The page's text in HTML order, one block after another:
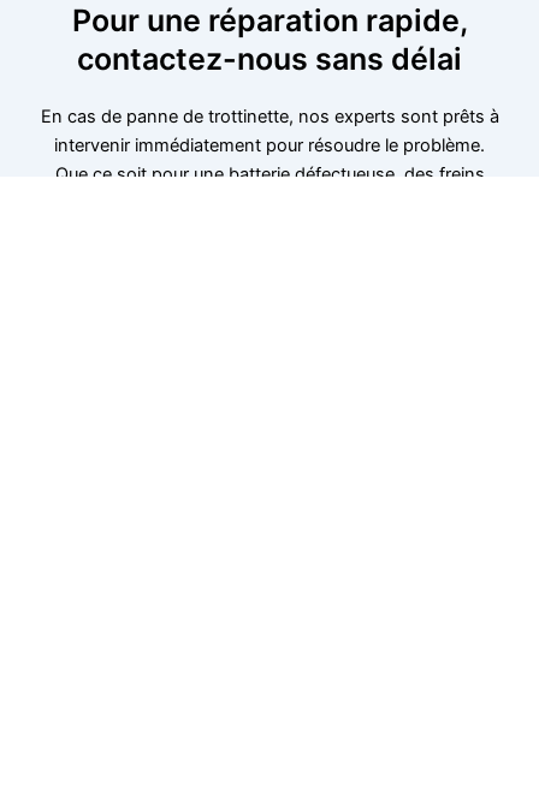
Pour une réparation rapide,
contactez-nous sans délai
En cas de panne de trottinette, nos experts sont prêts à
intervenir immédiatement pour résoudre le problème.
Que ce soit pour une batterie défectueuse, des freins